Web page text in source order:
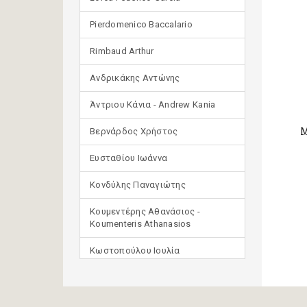
Pierdomenico Baccalario
Rimbaud Arthur
Ανδρικάκης Αντώνης
Άντριου Κάνια - Andrew Kania
Βερνάρδος Χρήστος
Ευσταθίου Ιωάννα
Κονδύλης Παναγιώτης
Κουμεντέρης Αθανάσιος -
Koumenteris Athanasios
Κωστοπούλου Ιουλία
(μετάφραση)